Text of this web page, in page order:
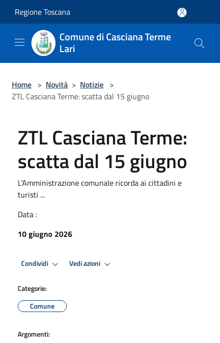
Regione Toscana
Comune di Casciana Terme
Lari
Home > Novità > Notizie >
ZTL Casciana Terme: scatta dal 15 giugno
ZTL Casciana Terme:
scatta dal 15 giugno
L’Amministrazione comunale ricorda ai cittadini e
turisti ...
Data :
10 giugno 2026
Condividi Vedi azioni
Categorie:
Comune
Argomenti: